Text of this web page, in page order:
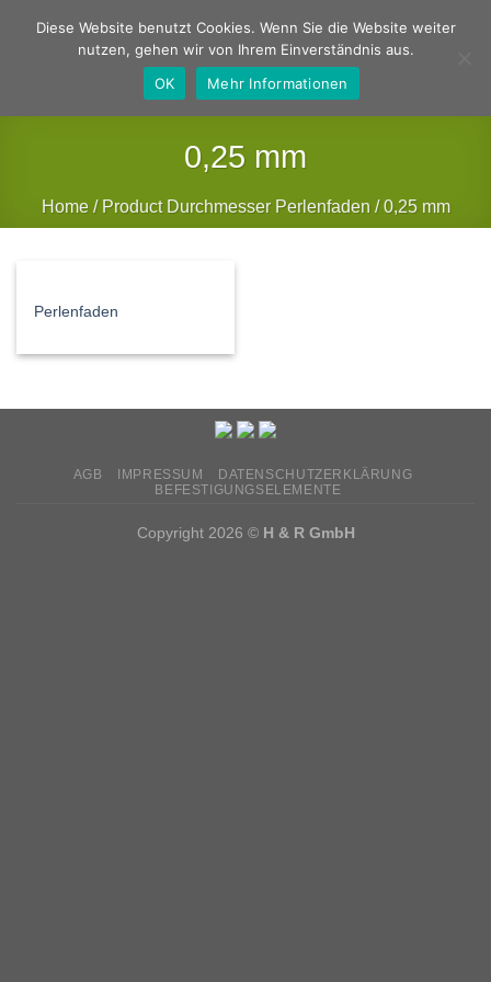
0,25 mm
Home / Product Durchmesser Perlenfaden /0,25 mm
Perlenfaden
AGB IMPRESSUM
DATENSCHUTZERKLÄRUNG
BEFESTIGUNGSELEMENTE
Copyright 2026 © H & R GmbH
Diese Website benutzt Cookies. Wenn Sie die Website weiter
nutzen, gehen wir von Ihrem Einverständnis aus.
OK
Mehr Informationen